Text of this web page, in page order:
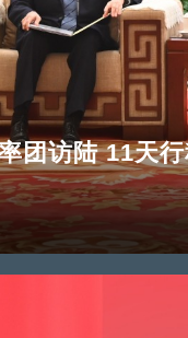
团访陆 11天